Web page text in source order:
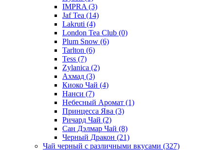
IMPRA (3)
Jaf Tea (14)
Lakruti (4)
London Tea Club (0)
Plum Snow (6)
Tarlton (6)
Tess (7)
Zylanica (2)
Ахмад (3)
Киоко Чай (4)
Нанси (7)
Небесный Аромат (1)
Принцесса Ява (3)
Ричард Чай (2)
Сан Дэлмар Чай (8)
Черный Дракон (21)
Чай черный с различными вкусами (327)